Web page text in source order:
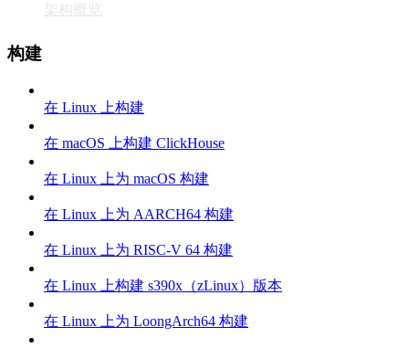
架构概览
构建
在 Linux 上构建
在 macOS 上构建 ClickHouse
在 Linux 上为 macOS 构建
在 Linux 上为 AARCH64 构建
在 Linux 上为 RISC-V 64 构建
在 Linux 上构建 s390x（zLinux）版本
在 Linux 上为 LoongArch64 构建